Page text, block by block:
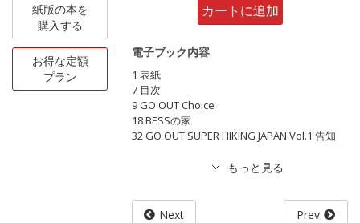
紙版の本を
購入する
お得な定額
プラン
カートに追加
電子ブック内容
1 表紙
7 目次
9 GO OUT Choice
18 BESSの家
32 GO OUT SUPER HIKING JAPAN Vol.1 告知
Next Prev